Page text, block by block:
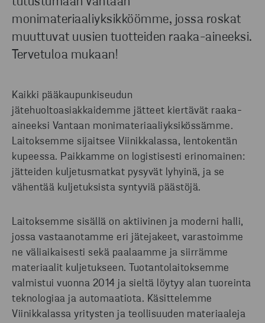
monimateriaaliyksikköömme, jossa roskat
muuttuvat uusien tuotteiden raaka-aineeksi.
Tervetuloa mukaan!
Kaikki pääkaupunkiseudun
jätehuoltoasiakkaidemme jätteet kiertävät raaka-
aineeksi Vantaan monimateriaaliyksikössämme.
Laitoksemme sijaitsee Viinikkalassa, lentokentän
kupeessa. Paikkamme on logistisesti erinomainen:
jätteiden kuljetusmatkat pysyvät lyhyinä, ja se
vähentää kuljetuksista syntyviä päästöjä.
Laitoksemme sisällä on aktiivinen ja moderni halli,
jossa vastaanotamme eri jätejakeet, varastoimme
ne väliaikaisesti sekä paalaamme ja siirrämme
materiaalit kuljetukseen. Tuotantolaitoksemme
valmistui vuonna 2014 ja sieltä löytyy alan tuoreinta
teknologiaa ja automaatiota. Käsittelemme
Viinikkalassa yritysten ja teollisuuden materiaaleja